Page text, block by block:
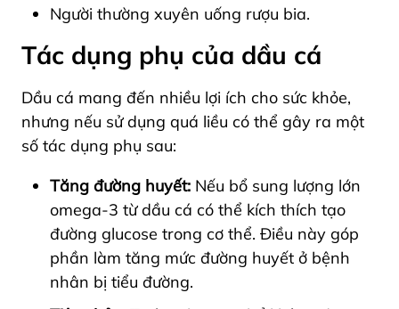
Người thường xuyên uống rượu bia.
Tác dụng phụ của dầu cá
Dầu cá mang đến nhiều lợi ích cho sức khỏe,
nhưng nếu sử dụng quá liều có thể gây ra một
số tác dụng phụ sau:
Tăng đường huyết: Nếu bổ sung lượng lớn
omega-3 từ dầu cá có thể kích thích tạo
đường glucose trong cơ thể. Điều này góp
phần làm tăng mức đường huyết ở bệnh
nhân bị tiểu đường.